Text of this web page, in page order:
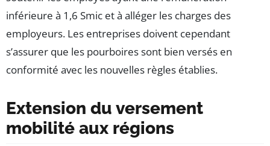
inférieure à 1,6 Smic et à alléger les charges des
employeurs. Les entreprises doivent cependant
s’assurer que les pourboires sont bien versés en
conformité avec les nouvelles règles établies.
Extension du versement
mobilité aux régions